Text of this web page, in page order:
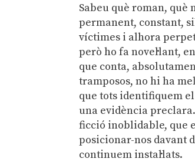
Sabeu què roman, què
permanent, constant,
víctimes i alhora
però ho fa novel·lant,
que conta,
tramposos, no hi ha
que tots identifiquem
una evidència
ficció inoblidable, que
posicionar-nos davant
continuem instal·lats.